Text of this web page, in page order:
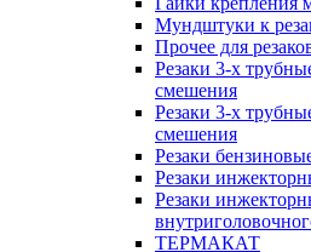
Мундштуки к
Прочее для
Резаки 3-х
смешения
Резаки 3-х
смешения
Резаки
Резаки
Резаки
ТЕРМАКАТ